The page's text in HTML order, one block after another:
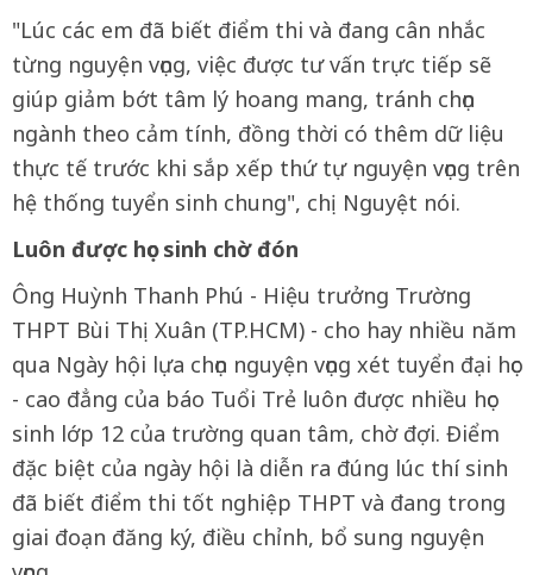
"Lúc các em đã biết điểm thi và đang cân nhắc
từng nguyện vọng, việc được tư vấn trực tiếp sẽ
giúp giảm bớt tâm lý hoang mang, tránh chọn
ngành theo cảm tính, đồng thời có thêm dữ liệu
thực tế trước khi sắp xếp thứ tự nguyện vọng trên
hệ thống tuyển sinh chung", chị Nguyệt nói.
Luôn được học sinh chờ đón
Ông Huỳnh Thanh Phú - Hiệu trưởng Trường
THPT Bùi Thị Xuân (TP.HCM) - cho hay nhiều năm
qua Ngày hội lựa chọn nguyện vọng xét tuyển đại học
- cao đẳng của báo Tuổi Trẻ luôn được nhiều học
sinh lớp 12 của trường quan tâm, chờ đợi. Điểm
đặc biệt của ngày hội là diễn ra đúng lúc thí sinh
đã biết điểm thi tốt nghiệp THPT và đang trong
giai đoạn đăng ký, điều chỉnh, bổ sung nguyện